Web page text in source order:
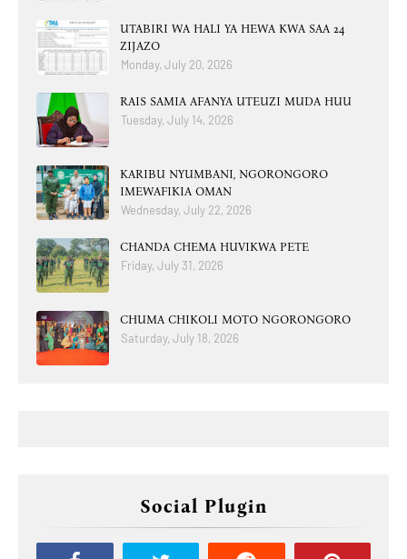
UTABIRI WA HALI YA HEWA KWA SAA 24
ZIJAZO
Monday, July 20, 2026
RAIS SAMIA AFANYA UTEUZI MUDA HUU
Tuesday, July 14, 2026
KARIBU NYUMBANI, NGORONGORO
IMEWAFIKIA OMAN
Wednesday, July 22, 2026
CHANDA CHEMA HUVIKWA PETE
Friday, July 31, 2026
CHUMA CHIKOLI MOTO NGORONGORO
Saturday, July 18, 2026
Social Plugin